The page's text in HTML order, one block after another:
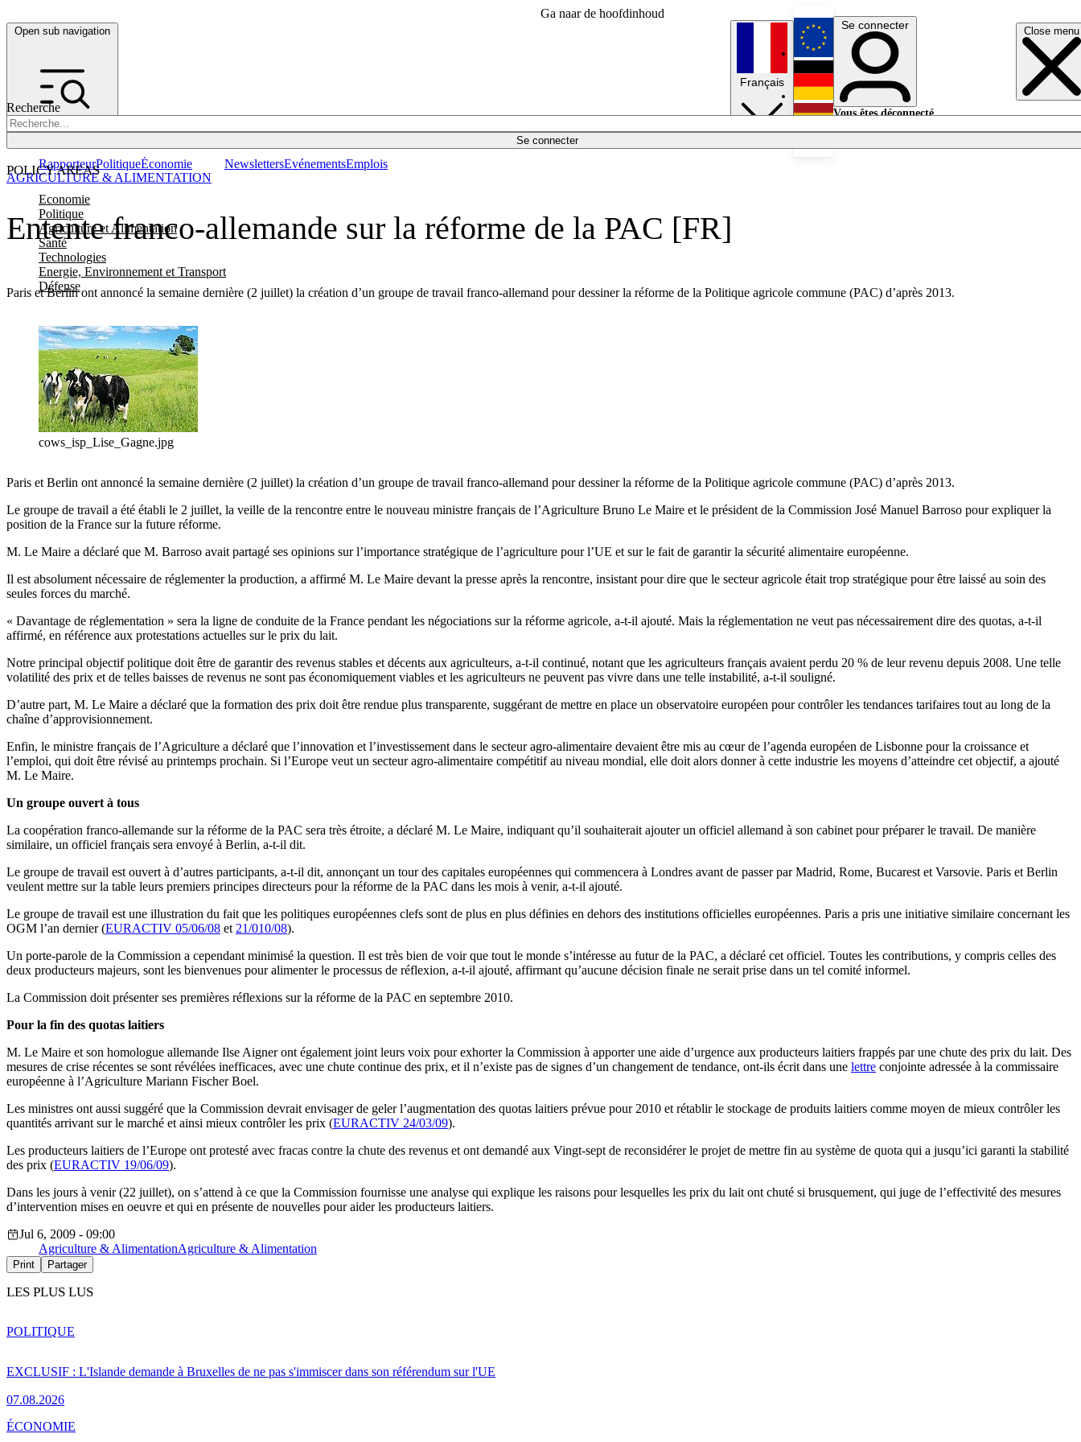
Ga naar de hoofdinhoud
Open sub navigation Close menu
Recherche
Se connecter
POLICY AREAS
Economie
Politique
Agriculture et Alimentation
Santé
Technologies
Energie, Environnement et Transport
Défense
RapporteurPolitiqueÉconomie NewslettersEvénementsEmplois
Français
English
Deutsch
Se connecter
Vous êtes déconnecté.
Entente franco-allemande sur la réforme de la PAC [FR]
Paris et Berlin ont annoncé la semaine dernière (2 juillet) la création d’un groupe de travail franco-allemand pour dessiner la réforme de la Politique agricole commune (PAC) d’après 2013.
AGRICULTURE & ALIMENTATION
cows_isp_Lise_Gagne.jpg
Paris et Berlin ont annoncé la semaine dernière (2 juillet) la création d’un groupe de travail franco-allemand pour dessiner la réforme de la Politique agricole commune (PAC) d’après 2013.
Le groupe de travail a été établi le 2 juillet, la veille de la rencontre entre le nouveau ministre français de l’Agriculture Bruno Le Maire et le président de la Commission José Manuel Barroso pour expliquer la
position de la France sur la future réforme.
M. Le Maire a déclaré que M. Barroso avait partagé ses opinions sur l’importance stratégique de l’agriculture pour l’UE et sur le fait de garantir la sécurité alimentaire européenne.
Il est absolument nécessaire de réglementer la production, a affirmé M. Le Maire devant la presse après la rencontre, insistant pour dire que le secteur agricole était trop stratégique pour être laissé au soin des
seules forces du marché.
« Davantage de réglementation » sera la ligne de conduite de la France pendant les négociations sur la réforme agricole, a-t-il ajouté. Mais la réglementation ne veut pas nécessairement dire des quotas, a-t-il
affirmé, en référence aux protestations actuelles sur le prix du lait.
Notre principal objectif politique doit être de garantir des revenus stables et décents aux agriculteurs, a-t-il continué, notant que les agriculteurs français avaient perdu 20 % de leur revenu depuis 2008. Une telle
volatilité des prix et de telles baisses de revenus ne sont pas économiquement viables et les agriculteurs ne peuvent pas vivre dans une telle instabilité, a-t-il souligné.
D’autre part, M. Le Maire a déclaré que la formation des prix doit être rendue plus transparente, suggérant de mettre en place un observatoire européen pour contrôler les tendances tarifaires tout au long de la
chaîne d’approvisionnement.
Enfin, le ministre français de l’Agriculture a déclaré que l’innovation et l’investissement dans le secteur agro-alimentaire devaient être mis au cœur de l’agenda européen de Lisbonne pour la croissance et
l’emploi, qui doit être révisé au printemps prochain. Si l’Europe veut un secteur agro-alimentaire compétitif au niveau mondial, elle doit alors donner à cette industrie les moyens d’atteindre cet objectif, a ajouté
M. Le Maire.
Un groupe ouvert à tous
La coopération franco-allemande sur la réforme de la PAC sera très étroite, a déclaré M. Le Maire, indiquant qu’il souhaiterait ajouter un officiel allemand à son cabinet pour préparer le travail. De manière
similaire, un officiel français sera envoyé à Berlin, a-t-il dit.
Le groupe de travail est ouvert à d’autres participants, a-t-il dit, annonçant un tour des capitales européennes qui commencera à Londres avant de passer par Madrid, Rome, Bucarest et Varsovie. Paris et Berlin
veulent mettre sur la table leurs premiers principes directeurs pour la réforme de la PAC dans les mois à venir, a-t-il ajouté.
Le groupe de travail est une illustration du fait que les politiques européennes clefs sont de plus en plus définies en dehors des institutions officielles européennes. Paris a pris une initiative similaire concernant les
OGM l’an dernier (EURACTIV 05/06/08 et 21/010/08).
Un porte-parole de la Commission a cependant minimisé la question. Il est très bien de voir que tout le monde s’intéresse au futur de la PAC, a déclaré cet officiel. Toutes les contributions, y compris celles des
deux producteurs majeurs, sont les bienvenues pour alimenter le processus de réflexion, a-t-il ajouté, affirmant qu’aucune décision finale ne serait prise dans un tel comité informel.
La Commission doit présenter ses premières réflexions sur la réforme de la PAC en septembre 2010.
Pour la fin des quotas laitiers
M. Le Maire et son homologue allemande Ilse Aigner ont également joint leurs voix pour exhorter la Commission à apporter une aide d’urgence aux producteurs laitiers frappés par une chute des prix du lait. Des
mesures de crise récentes se sont révélées inefficaces, avec une chute continue des prix, et il n’existe pas de signes d’un changement de tendance, ont-ils écrit dans une lettre conjointe adressée à la commissaire
européenne à l’Agriculture Mariann Fischer Boel.
Les ministres ont aussi suggéré que la Commission devrait envisager de geler l’augmentation des quotas laitiers prévue pour 2010 et rétablir le stockage de produits laitiers comme moyen de mieux contrôler les
quantités arrivant sur le marché et ainsi mieux contrôler les prix (EURACTIV 24/03/09).
Les producteurs laitiers de l’Europe ont protesté avec fracas contre la chute des revenus et ont demandé aux Vingt-sept de reconsidérer le projet de mettre fin au système de quota qui a jusqu’ici garanti la stabilité
des prix (EURACTIV 19/06/09).
Dans les jours à venir (22 juillet), on s’attend à ce que la Commission fournisse une analyse qui explique les raisons pour lesquelles les prix du lait ont chuté si brusquement, qui juge de l’effectivité des mesures
d’intervention mises en oeuvre et qui en présente de nouvelles pour aider les producteurs laitiers.
Jul 6, 2009 - 09:00
Agriculture & AlimentationAgriculture & Alimentation
Print Partager
LES PLUS LUS
EXCLUSIF : L'Islande demande à Bruxelles de ne pas s'immiscer dans son référendum sur l'UE
07.08.2026
POLITIQUE
ÉCONOMIE